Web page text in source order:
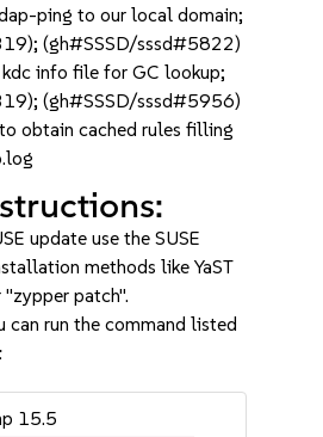
ping to our local domain;
(gh#SSSD/sssd#5822)
info file for GC lookup;
(gh#SSSD/sssd#5956)
obtain cached rules filling
update use the SUSE
methods like YaST
patch".
can run the command listed
15.5